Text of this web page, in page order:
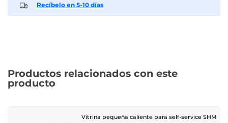
Recíbelo en 5-10 días
Productos relacionados con este
producto
Vitrina pequeña caliente para self-service SHM